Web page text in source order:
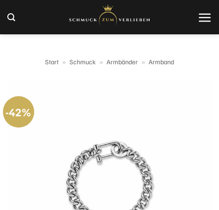
Inhalt
springen
Start » Schmuck » Armbänder » Armband
-42%